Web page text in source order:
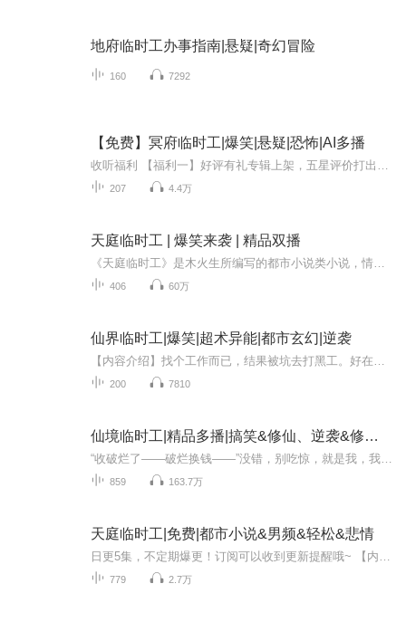
地府临时工办事指南|悬疑|奇幻冒险
160 7292
【免费】冥府临时工|爆笑|悬疑|恐怖|AI多播
207 4.4万
天庭临时工 | 爆笑来袭 | 精品双播
406 60万
仙界临时工|爆笑|超术异能|都市玄幻|逆袭
200 7810
仙境临时工|精品多播|搞笑&修仙、逆袭&修炼种田
859 163.7万
天庭临时工|免费|都市小说&男频&轻松&悲情
779 2.7万